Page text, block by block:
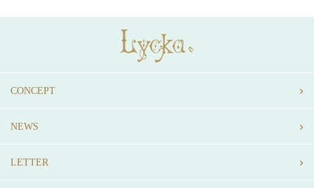
CONCEPT
NEWS
LETTER